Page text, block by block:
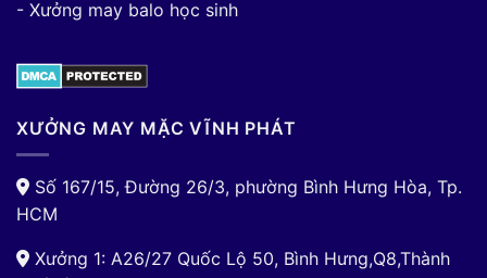
- Xưởng may balo học sinh
XƯỞNG MAY MẶC VĨNH PHÁT
Số 167/15, Đường 26/3, phường Bình Hưng Hòa, Tp.
HCM
Xưởng 1: A26/27 Quốc Lộ 50, Bình Hưng,Q8,Thành